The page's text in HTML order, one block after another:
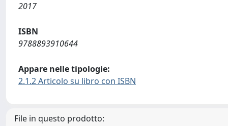
2017
ISBN
9788893910644
Appare nelle tipologie:
2.1.2 Articolo su libro con ISBN
File in questo prodotto: